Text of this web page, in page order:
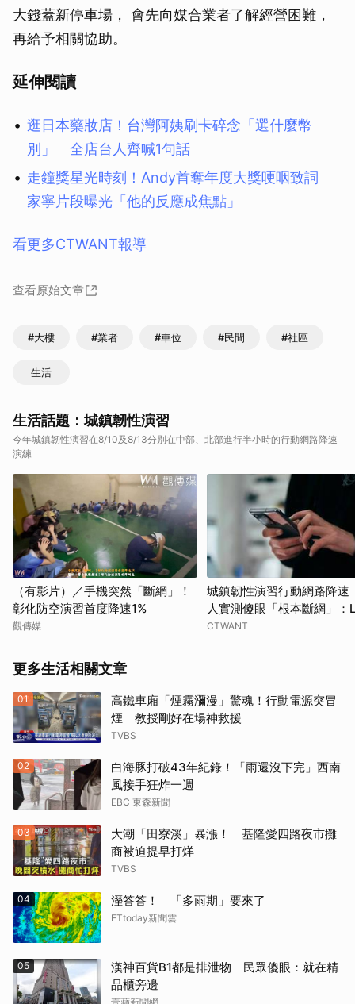
大錢蓋新停車場， 會先向媒合業者了解經營困難，
再給予相關協助。
延伸閱讀
逛日本藥妝店！台灣阿姨刷卡碎念「選什麼幣
別」 全店台人齊喊1句話
走鐘獎星光時刻！Andy首奪年度大獎哽咽致詞
家寧片段曝光「他的反應成焦點」
看更多CTWANT報導
查看原始文章
#大樓 #業者 #車位 #民間 #社區
生活
生活話題：城鎮韌性演習
今年城鎮韌性演習在8/10及8/13分別在中部、北部進行半小時的行動網路降速
演練
（有影片）／手機突然「斷網」！
彰化防空演習首度降速1%
觀傳媒
城鎮韌性演習行動網路降
人實測傻眼「根本斷網」：
不能傳
CTWANT
更多生活相關文章
01
高鐵車廂「煙霧瀰漫」驚魂！行動電源突冒
煙 教授剛好在場神救援
TVBS
02
白海豚打破43年紀錄！「雨還沒下完」西南
風接手狂炸一週
EBC 東森新聞
03
大潮「田寮溪」暴漲！ 基隆愛四路夜市攤
商被迫提早打烊
TVBS
04 溼答答！ 「多雨期」要來了
ETtoday新聞雲
05
漢神百貨B1都是排泄物 民眾傻眼：就在精
品櫃旁邊